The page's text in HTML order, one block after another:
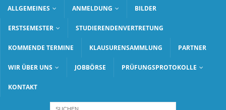
ALLGEMEINES ANMELDUNG BILDER
ERSTSEMESTER STUDIERENDENVERTRETUNG
KOMMENDE TERMINE KLAUSURENSAMMLUNG PARTNER
WIR ÜBER UNS JOBBÖRSE PRÜFUNGSPROTOKOLLE
KONTAKT